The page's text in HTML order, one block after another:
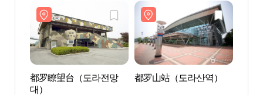
都罗瞭望台（도라전망
대）
都罗山站（도라산역）